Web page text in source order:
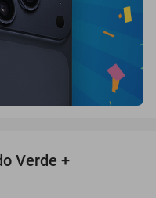
Verde +